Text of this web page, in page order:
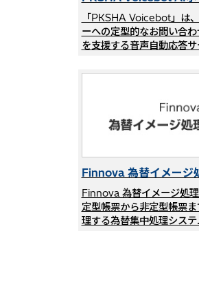
「PKSHA Voicebot」は
ーへの定型的なお問い合
を支援する音声自動応答サ
Finnova 為替イメージ
Finnova 為替イメージ処
定型帳票から非定型帳票
理する為替集中処理シス